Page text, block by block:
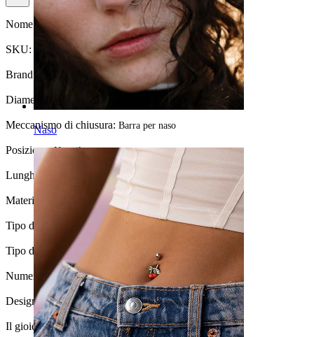
Naso
Nome:Barra da naso con pietra opale
SKU: Nose-149
Brand: Bodymod Trend
Diametro del filo:
Meccanismo di chiusura: Barra per naso
Posizione:Nostril
Lunghezza:
Materiale: Acciaio chirurgico
Tipo di pietra: Opale sintetico
Tipo di rivestimento:
Numero di pezzi:1
Design:Semplice
Il gioiello ha un rivestimento?:Sì, completamente